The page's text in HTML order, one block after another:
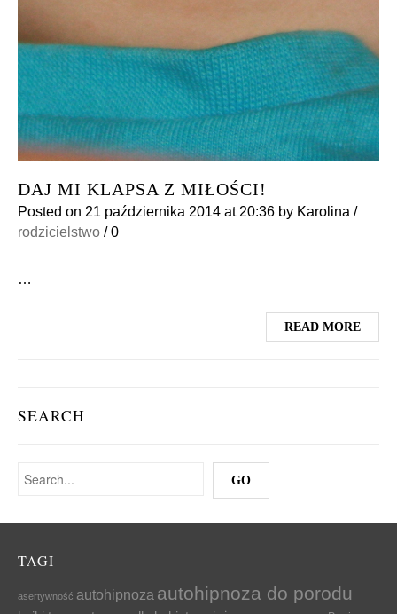
DAJ MI KLAPSA Z MIŁOŚCI!
Posted on 21 października 2014 at 20:36 by Karolina /
rodzicielstwo /0
…
READ MORE
SEARCH
TAGI
asertywność autohipnoza autohipnoza do porodu